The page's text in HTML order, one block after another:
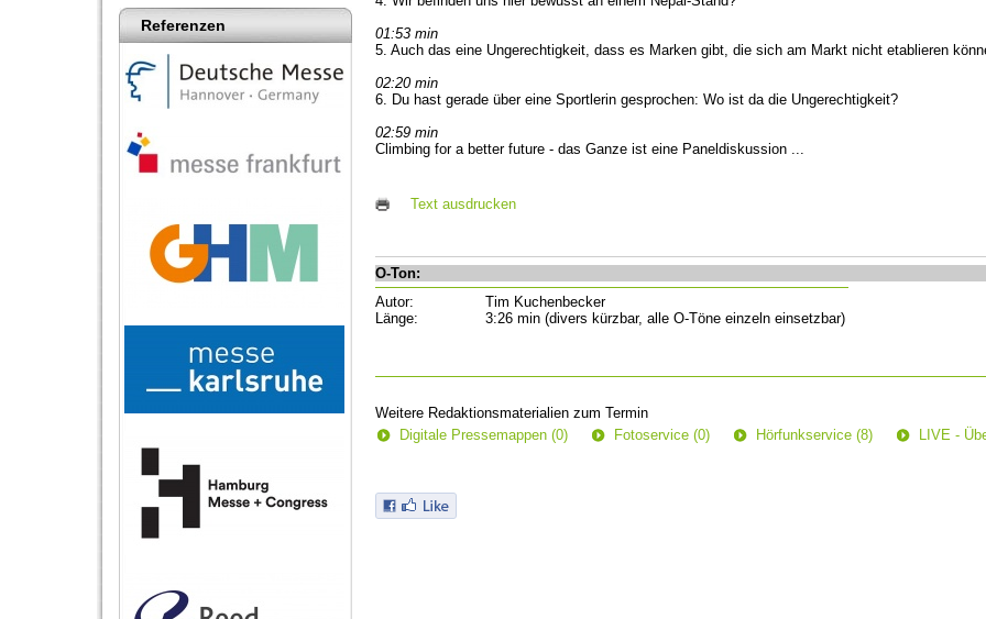
Referenzen
01:53 min
5. Auch das eine Ungerechtigkeit, dass es Marken gibt, die sich am Markt nicht etablieren
02:20 min
6. Du hast gerade über eine Sportlerin gesprochen: Wo ist da die Ungerechtigkeit?
02:59 min
Climbing for a better future - das Ganze ist eine Paneldiskussion ...
Text ausdrucken
O-Ton:
Autor:
Tim Kuchenbecker
Länge:
3:26 min (divers kürzbar, alle O-Töne einzeln einsetzbar)
Weitere Redaktionsmaterialien zum Termin
Digitale Pressemappen (0)
Fotoservice (0) Hörfunkservice (8) LIVE -